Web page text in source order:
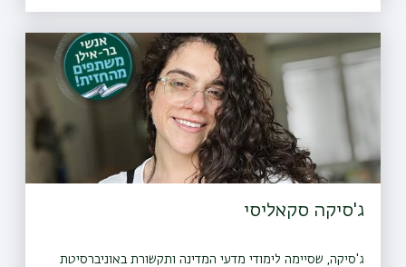
ג'סיקה סקאליסי
ג'סיקה, שסיימה לימודי מדעי המדינה ותקשורת באוניברסיטת